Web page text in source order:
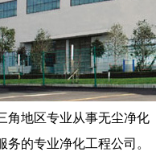
角地区专业从事无尘净化
的专业净化工程公司。